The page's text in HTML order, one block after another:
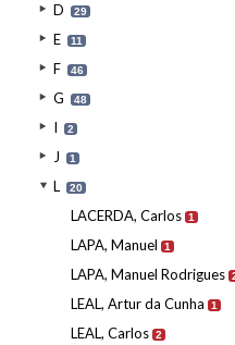
D 29
E 11
F 46
G 48
I 2
J 1
L 20
LACERDA, Carlos 1
LAPA, Manuel 1
LAPA, Manuel Rodrigues
LEAL, Artur da Cunha 1
LEAL, Carlos 2